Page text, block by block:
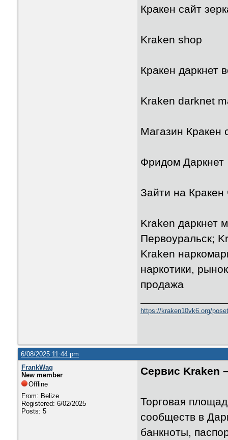
Кракен сайт
Kraken shop
Кракен даркнет
Kraken darknet
Магазин Кракен
Фридом Даркнет
Зайти на Кракен
Kraken даркнет
Первоуральск;
Kraken
наркотики,
продажа
https://kraken10vk6.org/
6/08/2025 11:44 pm
FrankWag
New member
Offline
From: Belize
Registered: 6/02/2025
Posts: 5
Сервис Kraken
Торговая
сообществ в
банкноты,